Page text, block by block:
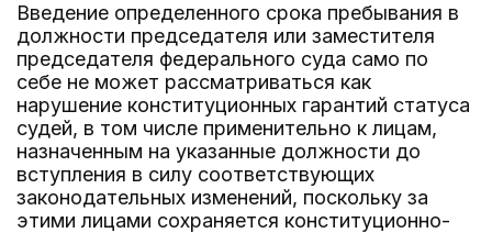
Введение определенного срока пребывания в
должности председателя или заместителя
председателя федерального суда само по
себе не может рассматриваться как
нарушение конституционных гарантий статуса
судей, в том числе применительно к лицам,
назначенным на указанные должности до
вступления в силу соответствующих
законодательных изменений, поскольку за
этими лицами сохраняется конституционно-